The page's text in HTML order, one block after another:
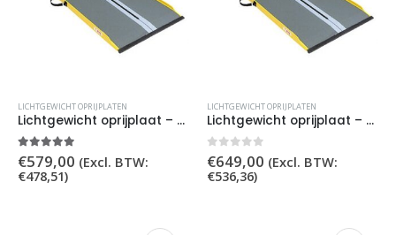
LICHTGEWICHT OPRIJPLATEN
Lichtgewicht oprijplaat – 70 cm
5.00out of 5
€579,00 (Excl. BTW:
€478,51)
LICHTGEWICHT OPRIJPLATEN
Lichtgewicht oprijplaat – 85 cm
0out of 5
€649,00 (Excl. BTW:
€536,36)